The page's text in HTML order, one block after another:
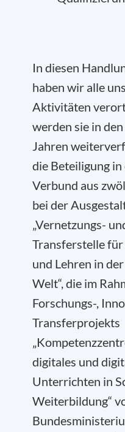
In diesen
haben wir alle
Aktivitäten
werden sie in
Jahren
die Beteiligung in
Verbund aus
bei der
„Vernetzungs-
Transferstelle für
und Lehren in
Welt“, die im
Forschungs-,
Transferprojekts
digitales und
Unterrichten in
Weiterbildung“